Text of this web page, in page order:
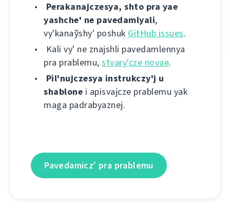
Perakanajczesya, shto pra yae
yashche' ne pavedamlyalі,
vy'kanaўshy' poshuk GitHub issues.
Kalі vy' ne znajshlі pavedamlennya
pra prablemu, stvary'cze novae.
Pіl'nujczesya іnstrukczy'j u
shablone і apіsvajcze prablemu yak
maga padrabyaznej.
Pavedamіcz' pra prablemu